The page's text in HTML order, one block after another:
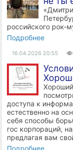
российского рок-
Подробнее
16.04.2026 20:55
доступа к
естественно на
себя способы
гос корпораций,
предлагая вам
Подробнее